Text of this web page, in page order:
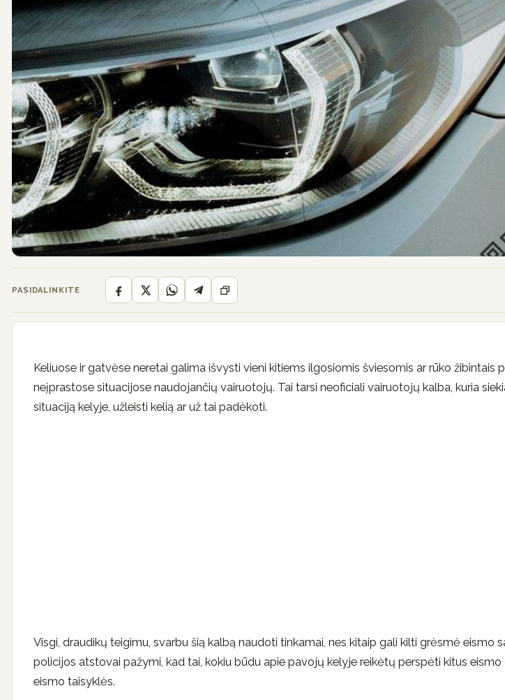
PASIDALINKITE
Keliuose ir gatvėse neretai galima išvysti vieni kitiems ilgosiomis šviesomis ar rūko žibintais
neįprastose situacijose naudojančių vairuotojų. Tai tarsi neoficiali vairuotojų kalba, kuria
situaciją kelyje, užleisti kelią ar už tai padėkoti.
Visgi, draudikų teigimu, svarbu šią kalbą naudoti tinkamai, nes kitaip gali kilti grėsmė eismo
policijos atstovai pažymi, kad tai, kokiu būdu apie pavojų kelyje reikėtų perspėti kitus eismo
eismo taisyklės.